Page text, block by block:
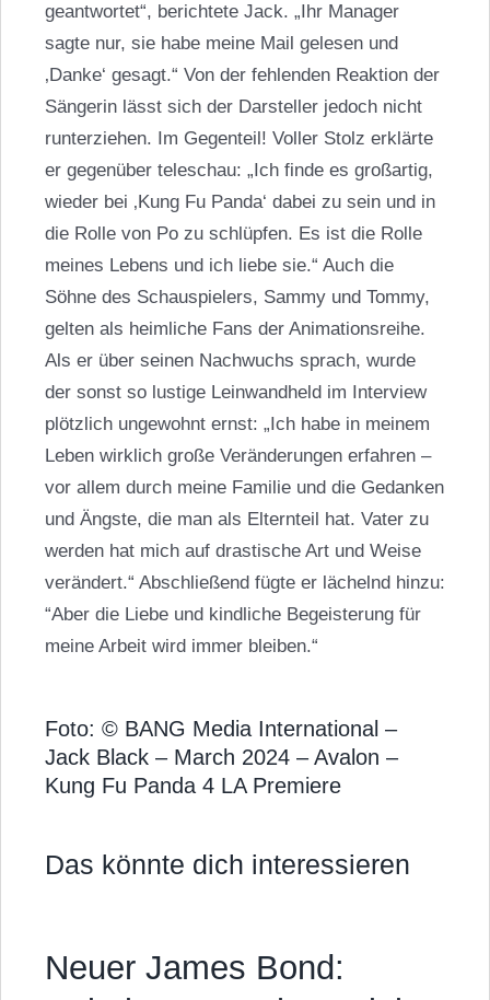
geantwortet“, berichtete Jack. „Ihr Manager
sagte nur, sie habe meine Mail gelesen und
‚Danke‘ gesagt.“ Von der fehlenden Reaktion der
Sängerin lässt sich der Darsteller jedoch nicht
runterziehen. Im Gegenteil! Voller Stolz erklärte
er gegenüber teleschau: „Ich finde es großartig,
wieder bei ‚Kung Fu Panda‘ dabei zu sein und in
die Rolle von Po zu schlüpfen. Es ist die Rolle
meines Lebens und ich liebe sie.“ Auch die
Söhne des Schauspielers, Sammy und Tommy,
gelten als heimliche Fans der Animationsreihe.
Als er über seinen Nachwuchs sprach, wurde
der sonst so lustige Leinwandheld im Interview
plötzlich ungewohnt ernst: „Ich habe in meinem
Leben wirklich große Veränderungen erfahren –
vor allem durch meine Familie und die Gedanken
und Ängste, die man als Elternteil hat. Vater zu
werden hat mich auf drastische Art und Weise
verändert.“ Abschließend fügte er lächelnd hinzu:
“Aber die Liebe und kindliche Begeisterung für
meine Arbeit wird immer bleiben.“
Foto: © BANG Media International –
Jack Black – March 2024 – Avalon –
Kung Fu Panda 4 LA Premiere
Das könnte dich interessieren
Neuer James Bond: